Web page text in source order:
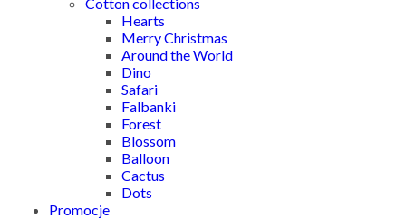
Hearts
Merry Christmas
Around the World
Dino
Safari
Falbanki
Forest
Blossom
Balloon
Cactus
Dots
Promocje